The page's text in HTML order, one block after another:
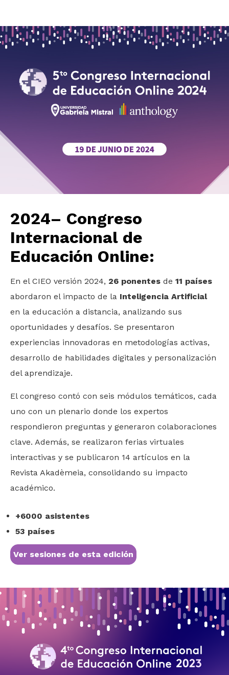
2024– Congreso
Internacional de
Educación Online:
En el CIEO versión 2024, 26 ponentes de 11 países
abordaron el impacto de la Inteligencia Artificial
en la educación a distancia, analizando sus
oportunidades y desafíos. Se presentaron
experiencias innovadoras en metodologías activas,
desarrollo de habilidades digitales y personalización
del aprendizaje.
El congreso contó con seis módulos temáticos, cada
uno con un plenario donde los expertos
respondieron preguntas y generaron colaboraciones
clave. Además, se realizaron ferias virtuales
interactivas y se publicaron 14 artículos en la
Revista Akadèmeia, consolidando su impacto
académico.
+6000 asistentes
53 países
Ver sesiones de esta edición